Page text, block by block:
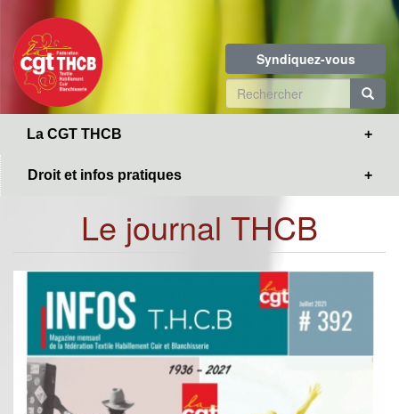
contenu
principal
Syndiquez-vous
Formulaire
de
La CGT THCB
Droit et infos pratiques
Le journal THCB